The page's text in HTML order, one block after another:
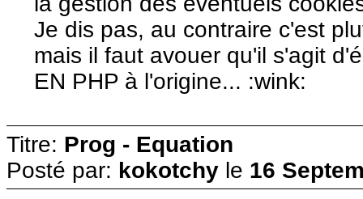
Je dis pas, au contraire c'est
mais il faut avouer qu'il s'agit
EN PHP à l'origine... :wink:
Titre: Prog - Equation
Posté par: kokotchy le 16